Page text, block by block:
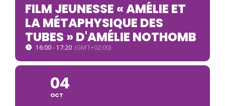
FILM JEUNESSE « AMÉLIE ET
LA MÉTAPHYSIQUE DES
TUBES » D'AMÉLIE NOTHOMB
16:00 - 17:20 (GMT+02:00)
04
OCT